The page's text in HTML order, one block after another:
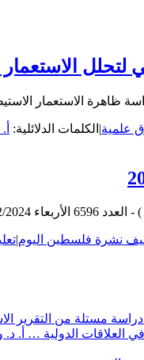
لتحلل
علمية| الكلمات الدلائلية:
نشرة فلسطين اليوم|
العلاقات الدولية … أ. د.